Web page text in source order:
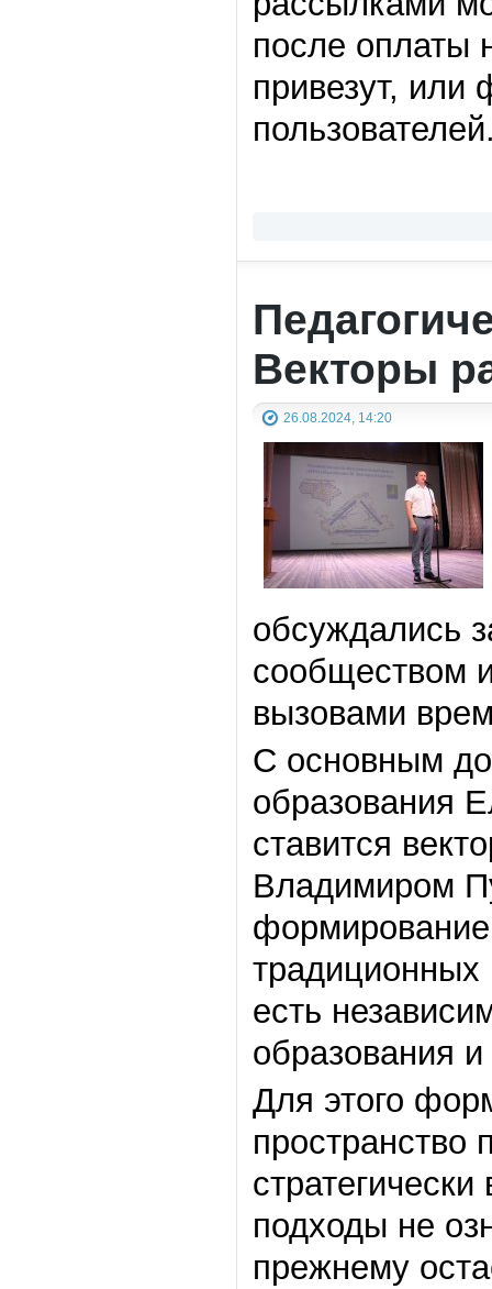
после оплаты
привезут,
Векторы
26.08.2024, 14:20
обсуждались
сообществом
вызовами
С основным
образования
ставится
Владимиром
формирование
традиционных
есть
образования
Для этого
пространство
подходы не
прежнему